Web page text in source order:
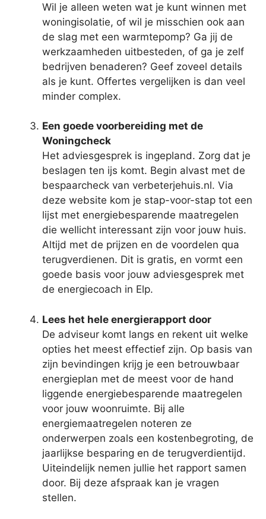
Wil je alleen weten wat je kunt winnen met
woningisolatie, of wil je misschien ook aan
de slag met een warmtepomp? Ga jij de
werkzaamheden uitbesteden, of ga je zelf
bedrijven benaderen? Geef zoveel details
als je kunt. Offertes vergelijken is dan veel
minder complex.
Een goede voorbereiding met de
Woningcheck
Het adviesgesprek is ingepland. Zorg dat je
beslagen ten ijs komt. Begin alvast met de
bespaarcheck van verbeterjehuis.nl. Via
deze website kom je stap-voor-stap tot een
lijst met energiebesparende maatregelen
die wellicht interessant zijn voor jouw huis.
Altijd met de prijzen en de voordelen qua
terugverdienen. Dit is gratis, en vormt een
goede basis voor jouw adviesgesprek met
de energiecoach in Elp.
Lees het hele energierapport door
De adviseur komt langs en rekent uit welke
opties het meest effectief zijn. Op basis van
zijn bevindingen krijg je een betrouwbaar
energieplan met de meest voor de hand
liggende energiebesparende maatregelen
voor jouw woonruimte. Bij alle
energiemaatregelen noteren ze
onderwerpen zoals een kostenbegroting, de
jaarlijkse besparing en de terugverdientijd.
Uiteindelijk nemen jullie het rapport samen
door. Bij deze afspraak kan je vragen
stellen.